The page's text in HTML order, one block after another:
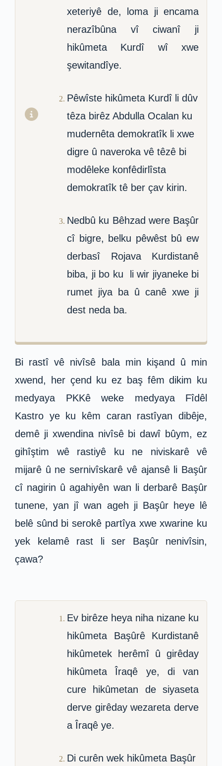
xeteriyê de, loma ji encama
nerazîbûna vî ciwanî ji
hikûmeta Kurdî wî xwe
şewitandîye.
Pêwîste hikûmeta Kurdî li dûv
têza birêz Abdulla Ocalan ku
mudernêta demokratîk li xwe
digre û naveroka vê têzê bi
modêleke konfêdirlîsta
demokratîk tê ber çav kirin.
Nedbû ku Bêhzad were Başûr
cî bigre, belku pêwêst bû ew
derbasî Rojava Kurdistanê
biba, ji bo ku li wir jiyaneke bi
rumet jiya ba û canê xwe ji
dest neda ba.
Bi rastî vê nivîsê bala min kişand û min
xwend, her çend ku ez baş fêm dikim ku
medyaya PKKê weke medyaya Fîdêl
Kastro ye ku kêm caran rastîyan dibêje,
demê ji xwendina nivîsê bi dawî bûym, ez
gihîştim wê rastiyê ku ne niviskarê vê
mijarê û ne sernivîskarê vê ajansê li Başûr
cî nagirin û agahiyên wan li derbarê Başûr
tunene, yan jî wan ageh ji Başûr heye lê
belê sûnd bi serokê partîya xwe xwarine ku
yek kelamê rast li ser Başûr nenivîsin,
çawa?
Ev birêze heya niha nizane ku
hikûmeta Başûrê Kurdistanê
hikûmetek herêmî û girêday
hikûmeta Îraqê ye, di van
cure hikûmetan de siyaseta
derve girêday wezareta derve
a Îraqê ye.
Di curên wek hikûmeta Başûr